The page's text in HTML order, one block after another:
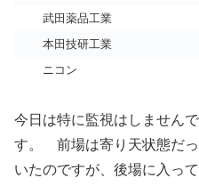
武田薬品工業
本田技研工業
ニコン
今日は特に監視はしません
す。 前場は寄り天状態だ
いたのですが、後場に入っ